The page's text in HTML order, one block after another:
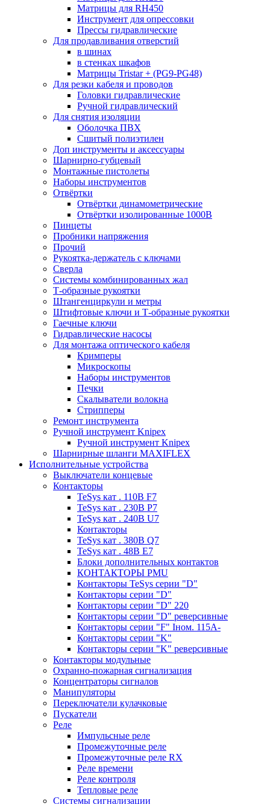
Матрицы для RH450
Инструмент для опрессовки
Прессы гидравлические
Для продавливания отверстий
в шинах
в стенках шкафов
Матрицы Tristar + (PG9-PG48)
Для резки кабеля и проводов
Головки гидравлические
Ручной гидравлический
Для снятия изоляции
Оболочка ПВХ
Сшитый полиэтилен
Доп инструменты и аксессуары
Шарнирно-губцевый
Монтажные пистолеты
Наборы инструментов
Отвёртки
Отвёртки динамометрические
Отвёртки изолированные 1000В
Пинцеты
Пробники напряжения
Прочий
Рукоятка-держатель с ключами
Сверла
Системы комбинированных жал
Т-образные рукоятки
Штангенциркули и метры
Штифтовые ключи и Т-образные рукоятки
Гаечные ключи
Гидравлические насосы
Для монтажа оптического кабеля
Кримперы
Микроскопы
Наборы инструментов
Печки
Скалыватели волокна
Стрипперы
Ремонт инструмента
Ручной инструмент Knipex
Ручной инструмент Knipex
Шарнирные шланги MAXIFLEX
Исполнительные устройства
Выключатели концевые
Контакторы
TeSys кат . 110В F7
TeSys кат . 230В P7
TeSys кат . 240В U7
Контакторы
TeSys кат . 380В Q7
TeSys кат . 48В E7
Блоки дополнительных контактов
КОНТАКТОРЫ PMU
Контакторы TeSys серии "D"
Контакторы серии "D"
Контакторы серии "D" 220
Контакторы серии "D" реверсивные
Контакторы серии "F" Iном. 115А-
Контакторы серии "K"
Контакторы серии "K" реверсивные
Контакторы модульные
Охранно-пожарная сигнализация
Концентраторы сигналов
Манипуляторы
Переключатели кулачковые
Пускатели
Реле
Импульсные реле
Промежуточные реле
Промежуточные реле RX
Реле времени
Реле контроля
Тепловые реле
Системы сигнализации